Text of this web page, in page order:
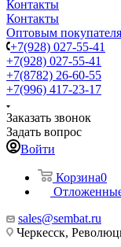
Контакты
Контакты
Оптовым
+7(928) 027-55-41
+7(928) 027-55-41
+7(8782) 26-60-55
+7(996) 417-23-17
Заказать звонок
Задать вопрос
Войти
Корзина0
sales@sembat.ru
Черкесск,